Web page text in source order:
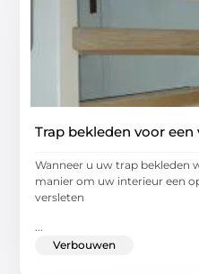
Trap bekleden voor
Wanneer u uw trap bekleden
manier om uw interieur een
versleten
Verbouwen